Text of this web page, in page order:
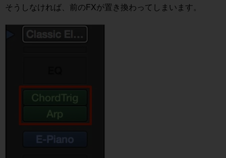
そうしなければ、前のFXが置き換わってしまいます。